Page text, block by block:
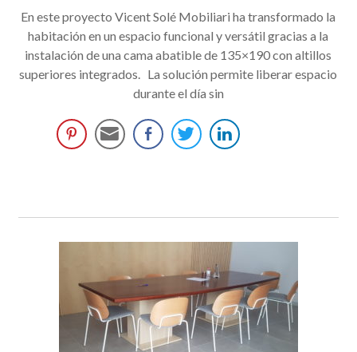
En este proyecto Vicent Solé Mobiliari ha transformado la
habitación en un espacio funcional y versátil gracias a la
instalación de una cama abatible de 135×190 con altillos
superiores integrados. La solución permite liberar espacio
durante el día sin